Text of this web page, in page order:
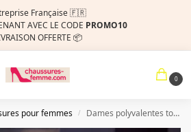
Française 🇫🇷
AVEC LE CODE PROMO10
OFFERTE 📦
0
pour femmes / Dames polyvalentes toile chaussures nouveau décontracté confort chaussures étudiant blanc sport plat mode léger femmes baskets Zapatos Mujer